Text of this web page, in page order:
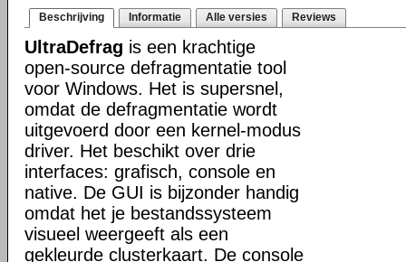
Beschrijving Informatie Alle versies Reviews
UltraDefrag is een krachtige
open-source defragmentatie tool
voor Windows. Het is supersnel,
omdat de defragmentatie wordt
uitgevoerd door een kernel-modus
driver. Het beschikt over drie
interfaces: grafisch, console en
native. De GUI is bijzonder handig
omdat het je bestandssysteem
visueel weergeeft als een
gekleurde clusterkaart. De console